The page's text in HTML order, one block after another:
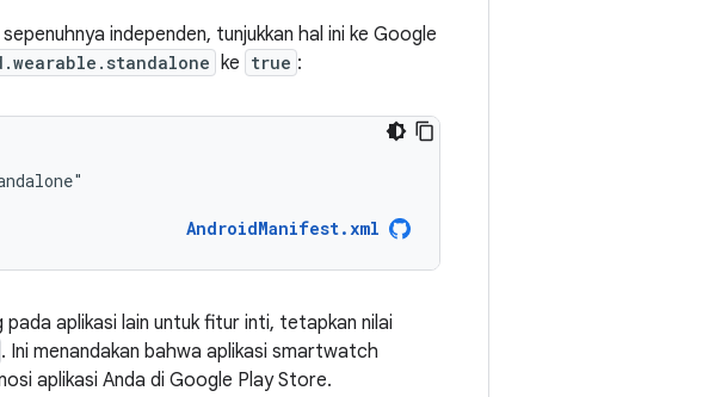
independen, tunjukkan hal ini ke Google
ke true :
AndroidManifest.xml
aplikasi lain untuk fitur inti, tetapkan nilai
. Ini menandakan bahwa aplikasi smartwatch
aplikasi Anda di Google Play Store.